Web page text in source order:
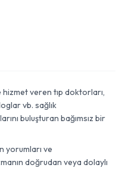
veren tıp doktorları,
vb. sağlık
buluşturan bağımsız bir
yorumları ve
doğrudan veya dolaylı